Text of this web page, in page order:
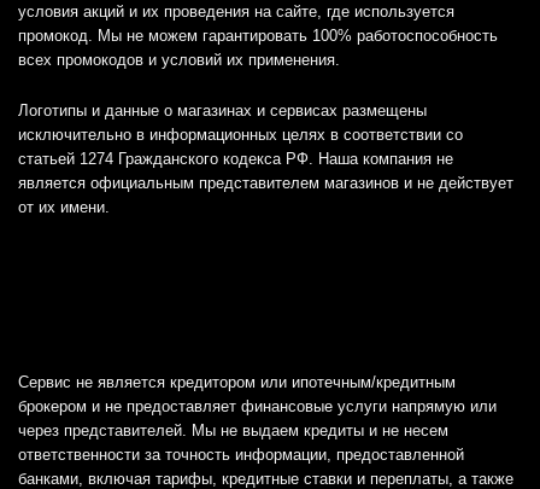
условия акций и их проведения на сайте, где используется
промокод. Мы не можем гарантировать 100% работоспособность
всех промокодов и условий их применения.
Логотипы и данные о магазинах и сервисах размещены
исключительно в информационных целях в соответствии со
статьей 1274 Гражданского кодекса РФ. Наша компания не
является официальным представителем магазинов и не действует
от их имени.
Сервис не является кредитором или ипотечным/кредитным
брокером и не предоставляет финансовые услуги напрямую или
через представителей. Мы не выдаем кредиты и не несем
ответственности за точность информации, предоставленной
банками, включая тарифы, кредитные ставки и переплаты, а также